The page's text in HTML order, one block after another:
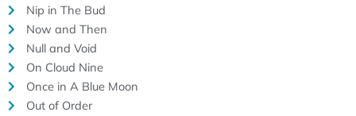
Nip in The Bud
Now and Then
Null and Void
On Cloud Nine
Once in A Blue Moon
Out of Order